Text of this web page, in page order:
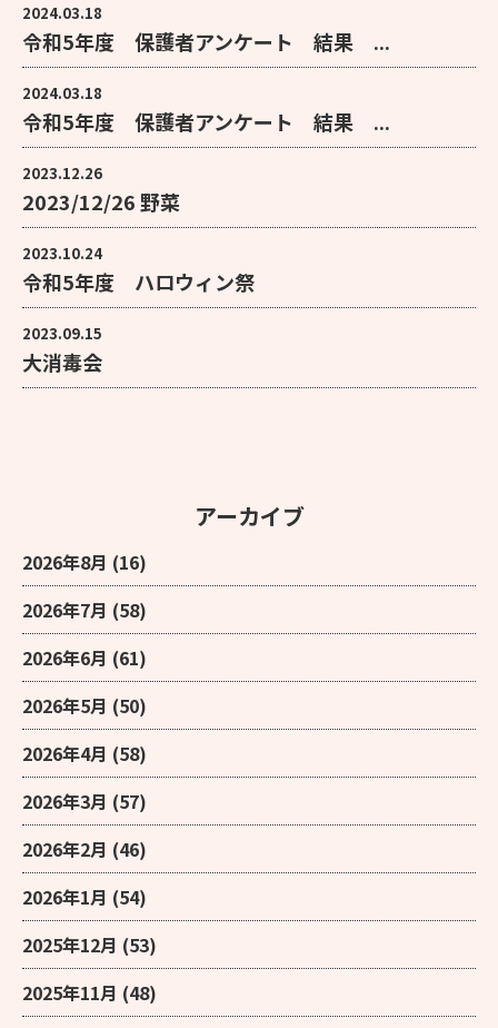
2024.03.18
令和5年度 保護者アンケート 結果 ...
2024.03.18
令和5年度 保護者アンケート 結果 ...
2023.12.26
2023/12/26 野菜
2023.10.24
令和5年度 ハロウィン祭
2023.09.15
大消毒会
アーカイブ
2026年8月 (16)
2026年7月 (58)
2026年6月 (61)
2026年5月 (50)
2026年4月 (58)
2026年3月 (57)
2026年2月 (46)
2026年1月 (54)
2025年12月 (53)
2025年11月 (48)